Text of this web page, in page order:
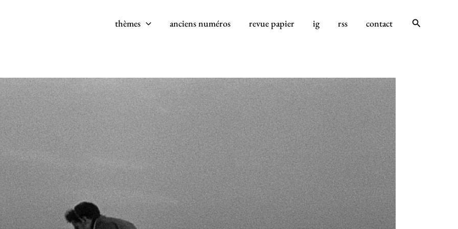
thèmes anciens numéros revue papier ig rss contact Rechercher